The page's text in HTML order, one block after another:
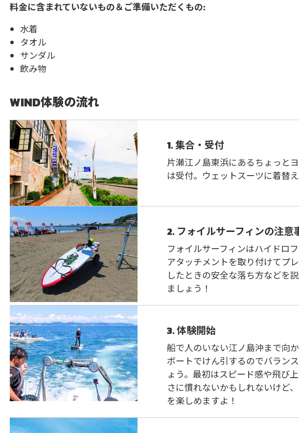
料金に含まれていないもの＆ご準備いただくもの:
水着
タオル
サンダル
飲み物
WIND体験の流れ
1. 集合・受付
片瀬江ノ島東浜にあるちょっと
は受付。ウェットスーツに着替
2. フォイルサーフィンの注意
フォイルサーフィンはハイドロ
アタッチメントを取り付けてプ
したときの安全な落ち方などを
ましょう！
3. 体験開始
船で人のいない江ノ島沖まで向
ボートでけん引するのでバラン
ょう。最初はスピード感や飛び
さに慣れないかもしれないけど
を楽しめますよ！